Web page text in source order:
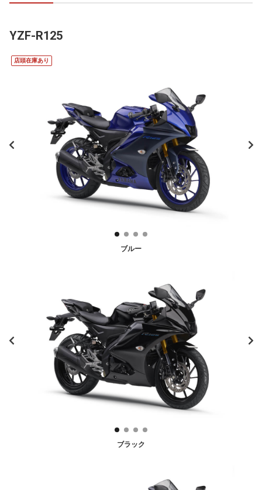
YZF-R125
店頭在庫あり
ブルー
ブラック